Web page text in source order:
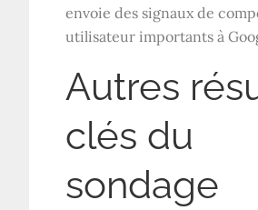
envoie des signaux de
utilisateur importants à
Autres
clés du
sondage